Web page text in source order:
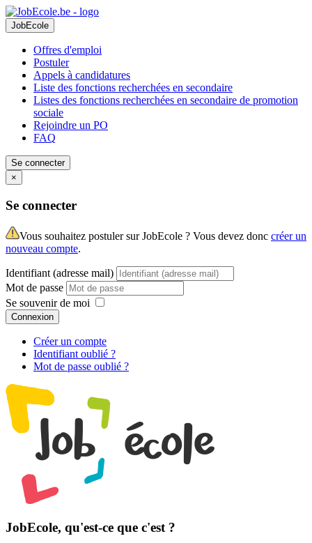
JobEcole
Offres d'emploi
Postuler
Appels à candidatures
Liste des fonctions recherchées en secondaire
Listes des fonctions recherchées en secondaire de promotion
sociale
Rejoindre un PO
FAQ
Se connecter
×
Se connecter
Vous souhaitez postuler sur JobEcole ? Vous devez donc créer un
nouveau compte.
Identifiant (adresse mail)
Mot de passe
Se souvenir de moi
Connexion
Créer un compte
Identifiant oublié ?
Mot de passe oublié ?
JobEcole, qu'est-ce que c'est ?